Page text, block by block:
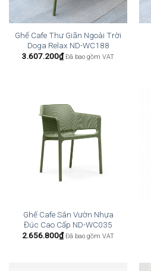
Ghế Cafe Thư Giãn Ngoài Trời
Doga Relax ND-WC188
3.607.200₫ Đã bao gồm VAT
Ghế Cafe Sân Vườn Nhựa
Đúc Cao Cấp ND-WC035
2.656.800₫ Đã bao gồm VAT